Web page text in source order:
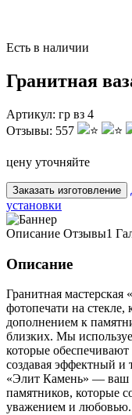
Есть в наличии
Гранитная
Артикул: гр вз 4
Отзывы: 557
цену уточняйте
Заказать изготовление
установки
Описание Отзывы1
Описание
Гранитная
фотопечати на стекле,
дополнением к
близких. Мы
которые обеспечивают
создавая эффектный и
«Элит Камень» — ваш
памятников, которые
уважением и любовью.